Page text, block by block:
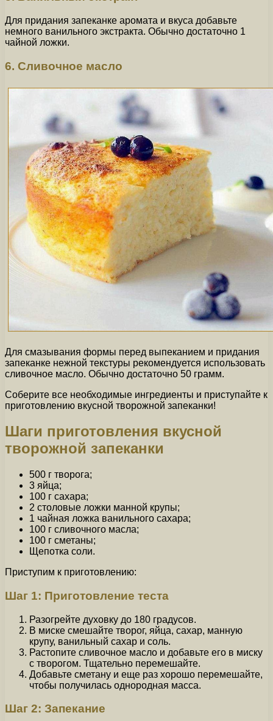
Для придания запеканке аромата и вкуса добавьте
немного ванильного экстракта. Обычно достаточно 1
чайной ложки.
6. Сливочное масло
Для смазывания формы перед выпеканием и придания
запеканке нежной текстуры рекомендуется использовать
сливочное масло. Обычно достаточно 50 грамм.
Соберите все необходимые ингредиенты и приступайте к
приготовлению вкусной творожной запеканки!
Шаги приготовления вкусной
творожной запеканки
500 г творога;
3 яйца;
100 г сахара;
2 столовые ложки манной крупы;
1 чайная ложка ванильного сахара;
100 г сливочного масла;
100 г сметаны;
Щепотка соли.
Приступим к приготовлению:
Шаг 1: Приготовление теста
Разогрейте духовку до 180 градусов.
В миске смешайте творог, яйца, сахар, манную
крупу, ванильный сахар и соль.
Растопите сливочное масло и добавьте его в миску
с творогом. Тщательно перемешайте.
Добавьте сметану и еще раз хорошо перемешайте,
чтобы получилась однородная масса.
Шаг 2: Запекание